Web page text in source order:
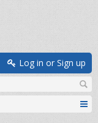
Log in or Sign up